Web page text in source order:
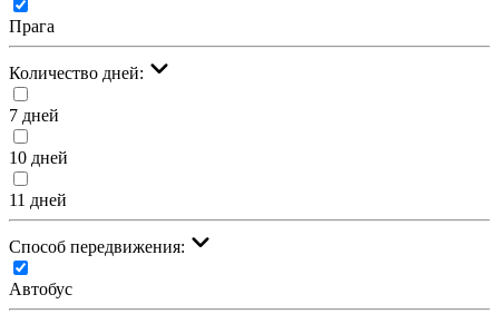
Прага
Количество дней:
7 дней
10 дней
11 дней
Cпособ передвижения:
Автобус